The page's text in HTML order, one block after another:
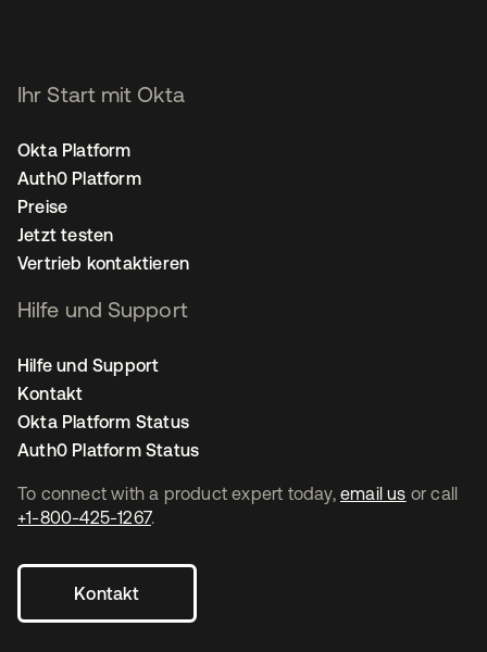
To connect with a product expert today, email us or call
+1-800-425-1267.
Kontakt
Ihr Start mit Okta
Okta Platform
Auth0 Platform
Preise
Jetzt testen
Vertrieb kontaktieren
Hilfe und Support
Hilfe und Support
Kontakt
Okta Platform Status
Auth0 Platform Status